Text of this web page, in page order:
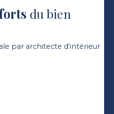
du bien
par architecte d'intérieur